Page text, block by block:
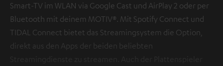
Smart-TV im WLAN via Google Cast und AirPlay 2 oder per
Bluetooth mit deinem MOTIV®. Mit Spotify Connect und
TIDAL Connect bietet das Streamingsystem die Option,
direkt aus den Apps der beiden beliebten